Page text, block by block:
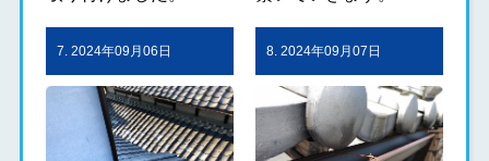
7. 2024年09月06日 8. 2024年09月07日